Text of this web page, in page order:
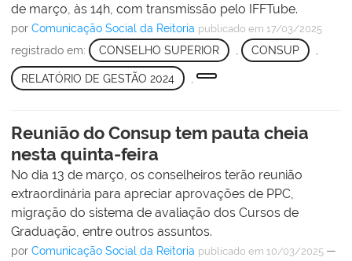
de março, às 14h, com transmissão pelo IFFTube.
por Comunicação Social da Reitoria publicado em 17/03/2025
registrado em: CONSELHO SUPERIOR CONSUP
RELATÓRIO DE GESTÃO 2024
Reunião do Consup tem pauta cheia
nesta quinta-feira
No dia 13 de março, os conselheiros terão reunião
extraordinária para apreciar aprovações de PPC,
migração do sistema de avaliação dos Cursos de
Graduação, entre outros assuntos.
por Comunicação Social da Reitoria publicado em 10/03/2025 —